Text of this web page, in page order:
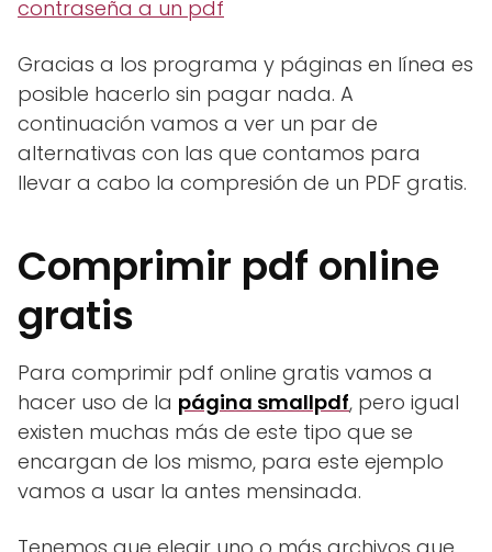
contraseña a un pdf
Gracias a los programa y páginas en línea es
posible hacerlo sin pagar nada. A
continuación vamos a ver un par de
alternativas con las que contamos para
llevar a cabo la compresión de un PDF gratis.
Comprimir pdf online
gratis
Para comprimir pdf online gratis vamos a
hacer uso de la página smallpdf, pero igual
existen muchas más de este tipo que se
encargan de los mismo, para este ejemplo
vamos a usar la antes mensinada.